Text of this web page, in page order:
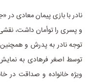
و پسری را توأمان داشت،
توجه نادر به پدرش و
توسط اصغر فرهادی به
ویژه خانواده و صداقت در